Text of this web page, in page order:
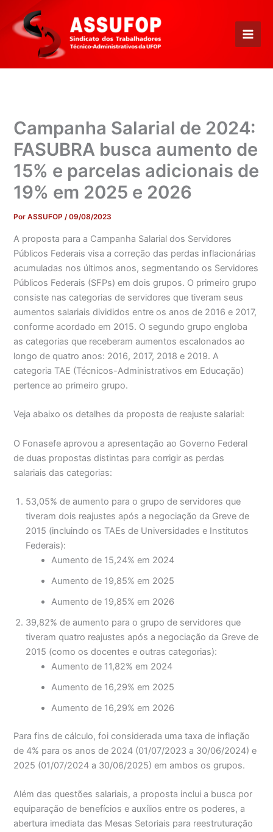
para
conteúdo
Campanha Salarial de 2024:
FASUBRA busca aumento de
15% e parcelas adicionais de
19% em 2025 e 2026
PorASSUFOP/09/08/2023
A proposta para a Campanha Salarial dos Servidores
Públicos Federais visa a correção das perdas inflacionárias
acumuladas nos últimos anos, segmentando os Servidores
Públicos Federais (SFPs) em dois grupos. O primeiro grupo
consiste nas categorias de servidores que tiveram seus
aumentos salariais divididos entre os anos de 2016 e 2017,
conforme acordado em 2015. O segundo grupo engloba
as categorias que receberam aumentos escalonados ao
longo de quatro anos: 2016, 2017, 2018 e 2019. A
categoria TAE (Técnicos-Administrativos em Educação)
pertence ao primeiro grupo.
Veja abaixo os detalhes da proposta de reajuste salarial:
O Fonasefe aprovou a apresentação ao Governo Federal
de duas propostas distintas para corrigir as perdas
salariais das categorias:
53,05% de aumento para o grupo de servidores que
tiveram dois reajustes após a negociação da Greve de
2015 (incluindo os TAEs de Universidades e Institutos
Federais):
Aumento de 15,24% em 2024
Aumento de 19,85% em 2025
Aumento de 19,85% em 2026
39,82% de aumento para o grupo de servidores que
tiveram quatro reajustes após a negociação da Greve de
2015 (como os docentes e outras categorias):
Aumento de 11,82% em 2024
Aumento de 16,29% em 2025
Aumento de 16,29% em 2026
Para fins de cálculo, foi considerada uma taxa de inflação
de 4% para os anos de 2024 (01/07/2023 a 30/06/2024) e
2025 (01/07/2024 a 30/06/2025) em ambos os grupos.
Além das questões salariais, a proposta inclui a busca por
equiparação de benefícios e auxílios entre os poderes, a
abertura imediata das Mesas Setoriais para reestruturação